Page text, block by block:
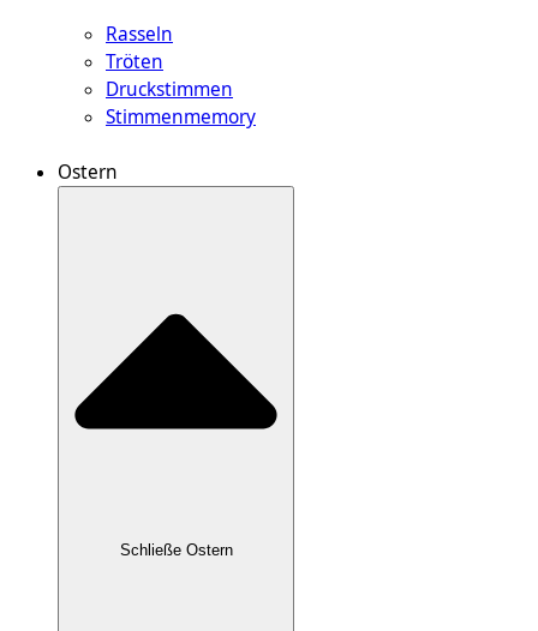
Rasseln
Tröten
Druckstimmen
Stimmenmemory
Ostern
Schließe Ostern